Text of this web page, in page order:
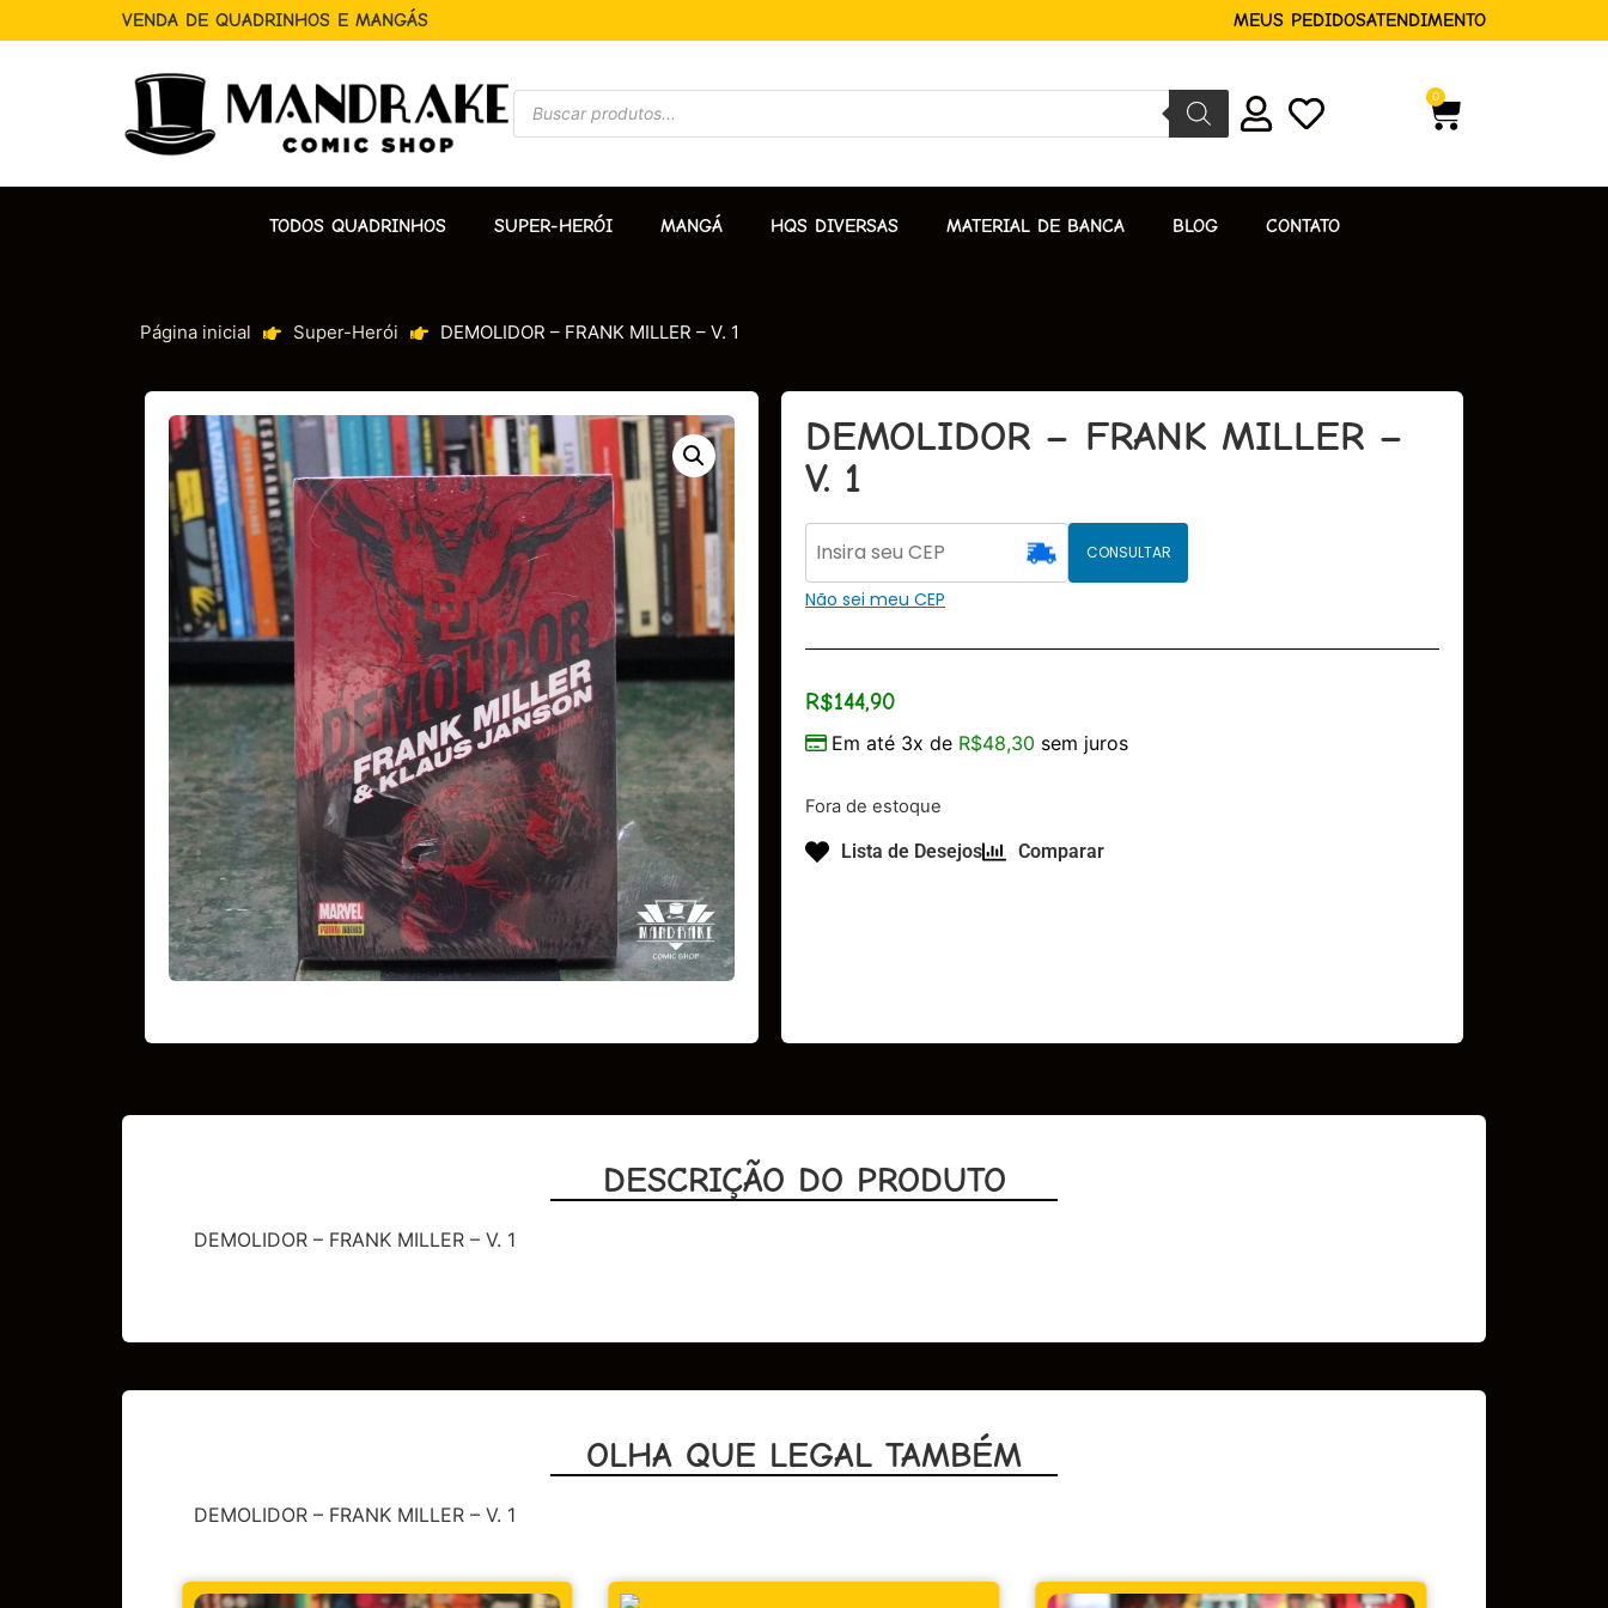
VENDA DE QUADRINHOS E MANGÁS MEUS PEDIDOSATENDIMENTO
0
TODOS QUADRINHOS SUPER-HERÓI MANGÁ HQS DIVERSAS MATERIAL DE BANCA BLOG CONTATO
Página inicial Super-Herói DEMOLIDOR – FRANK MILLER – V. 1
DEMOLIDOR – FRANK MILLER –
V. 1
CONSULTAR
Não sei meu CEP
R$144,90
Em até 3x de R$48,30 sem juros
Fora de estoque
Lista de Desejos Comparar
DESCRIÇÃO DO PRODUTO
DEMOLIDOR – FRANK MILLER – V. 1
OLHA QUE LEGAL TAMBÉM
DEMOLIDOR – FRANK MILLER – V. 1